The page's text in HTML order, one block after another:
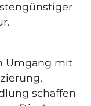
Umgang mit
schaffen